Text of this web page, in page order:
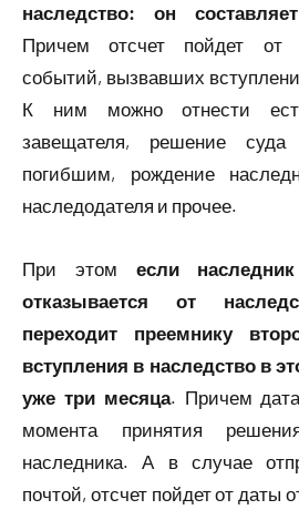
наследство: он
Причем отсчет пойдет от
событий, вызвавших
К ним можно отнести
завещателя, решение
погибшим, рождение
наследодателя и прочее.
При этом если
отказывается от
переходит преемнику
вступления в наследство в
уже три месяца. Причем
момента принятия
наследника. А в случае
почтой, отсчет пойдет от даты